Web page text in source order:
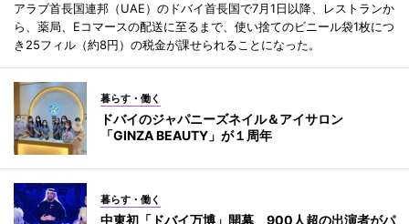
アラブ首長国連邦（UAE）のドバイ首長国で7月1日以降、レストランか
ら、薬局、Eコマースの配送に至るまで、使い捨てのビニール袋1枚につ
き25フィル（約8円）の税金が課せられることになった。
暮らす・働く
ドバイのジャパニーズネイル＆アイサロン
「GINZA BEAUTY」が１周年
暮らす・働く
中東初「ドバイ万博」開幕 900人超の出演者がパ